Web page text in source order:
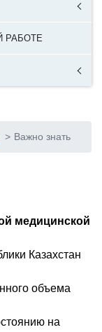
РАБОТЕ
> Важно знать
медицинской
Казахстан
объема
на